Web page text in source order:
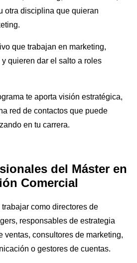
otra disciplina que quieran
que trabajan en marketing,
quieren dar el salto a roles
te aporta visión estratégica,
red de contactos que puede
en tu carrera.
del Máster en
Comercial
como directores de
responsables de estrategia
ventas, consultores de marketing,
o gestores de cuentas.